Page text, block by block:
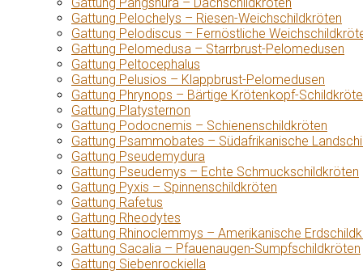
Gattung Pelochelys – Riesen-Weichschildkröten
Gattung Pelodiscus – Fernöstliche
Gattung Pelomedusa – Starrbrust-Pelomedusen
Gattung Peltocephalus
Gattung Pelusios – Klappbrust-Pelomedusen
Gattung Phrynops – Bärtige Krötenkopf-
Gattung Platysternon
Gattung Podocnemis – Schienenschildkröten
Gattung Psammobates – Südafrikanische
Gattung Pseudemydura
Gattung Pseudemys – Echte Schmuckschildkröten
Gattung Pyxis – Spinnenschildkröten
Gattung Rafetus
Gattung Rheodytes
Gattung Rhinoclemmys – Amerikanische
Gattung Sacalia – Pfauenaugen-Sumpfschildkröten
Gattung Siebenrockiella